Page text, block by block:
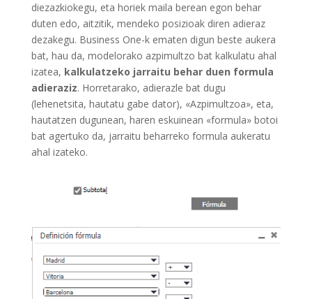
diezazkiokegu, eta horiek maila berean egon behar
duten edo, aitzitik, mendeko posizioak diren adieraz
dezakegu. Business One-k ematen digun beste aukera
bat, hau da, modelorako azpimultzo bat kalkulatu ahal
izatea, kalkulatzeko jarraitu behar duen formula
adieraziz. Horretarako, adierazle bat dugu
(lehenetsita, hautatu gabe dator), «Azpimultzoa», eta,
hautatzen dugunean, haren eskuinean «formula» botoi
bat agertuko da, jarraitu beharreko formula aukeratu
ahal izateko.